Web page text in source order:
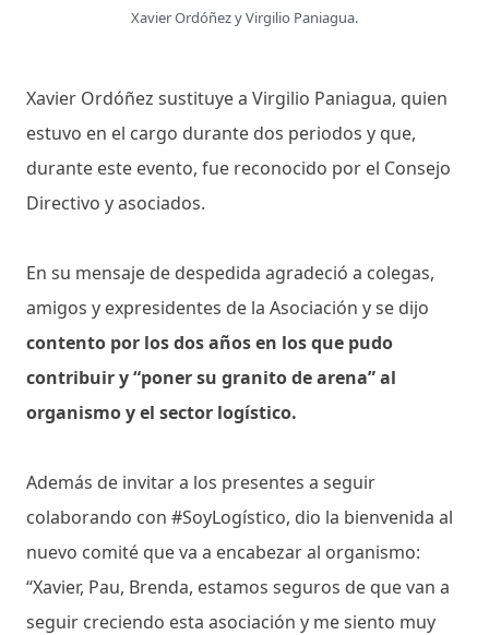
Xavier Ordóñez y Virgilio Paniagua.
Xavier Ordóñez sustituye a Virgilio Paniagua, quien
estuvo en el cargo durante dos periodos y que,
durante este evento, fue reconocido por el Consejo
Directivo y asociados.
En su mensaje de despedida agradeció a colegas,
amigos y expresidentes de la Asociación y se dijo
contento por los dos años en los que pudo
contribuir y “poner su granito de arena” al
organismo y el sector logístico.
Además de invitar a los presentes a seguir
colaborando con #SoyLogístico, dio la bienvenida al
nuevo comité que va a encabezar al organismo:
“Xavier, Pau, Brenda, estamos seguros de que van a
seguir creciendo esta asociación y me siento muy